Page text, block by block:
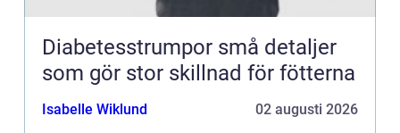
Diabetesstrumpor små detaljer
som gör stor skillnad för fötterna
Isabelle Wiklund 02 augusti 2026